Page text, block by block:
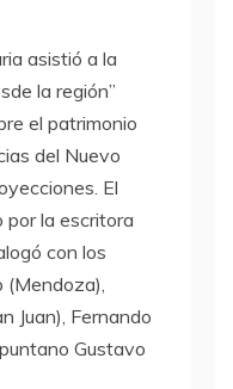
asistió a la
la región”
el patrimonio
del Nuevo
El
la escritora
con los
Juan), Fernando
Gustavo